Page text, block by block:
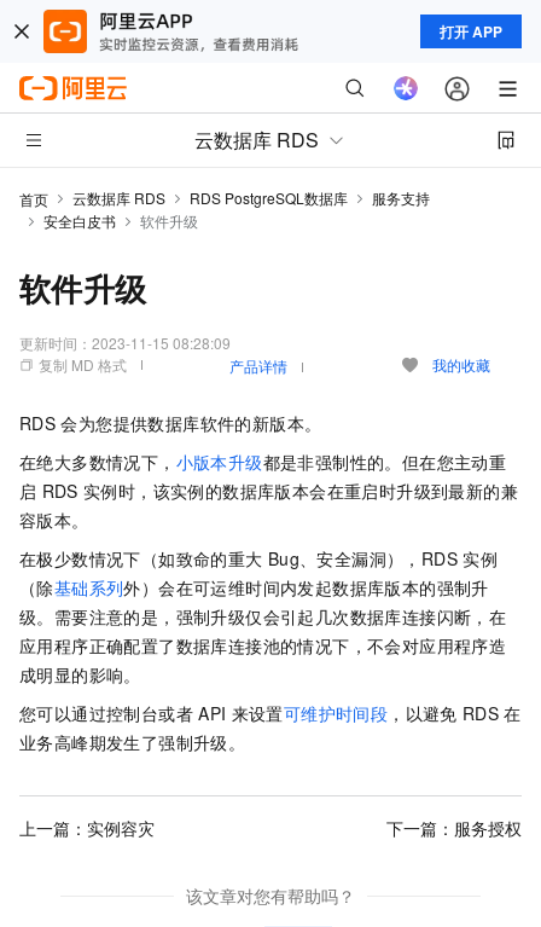
打开 APP
云数据库 RDS
首页 云数据库 RDS RDS PostgreSQL数据库
服务支持
安全白皮书
软件升级
软件升级
更新时间： 2023-11-15 08:28:09
复制 MD 格式
产品详情 我的收藏
RDS 会为您提供数据库软件的新版本。
在绝大多数情况下， 小版本升级都是非强制性的。但在您主动重
启 RDS 实例时，该实例的数据库版本会在重启时升级到最新的兼
容版本。
在极少数情况下（如致命的重大 Bug、安全漏洞），RDS 实例
（除基础系列外）会在可运维时间内发起数据库版本的强制升
级。需要注意的是，强制升级仅会引起几次数据库连接闪断，在
应用程序正确配置了数据库连接池的情况下，不会对应用程序造
成明显的影响。
您可以通过控制台或者 API 来设置可维护时间段 ，以避免 RDS 在
业务高峰期发生了强制升级。
上一篇： 实例容灾 下一篇： 服务授权
该文章对您有帮助吗？